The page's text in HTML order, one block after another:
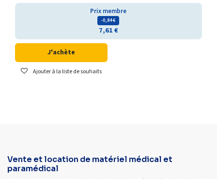
Prix membre
- 0,84€
7,61€
J'achète
Ajouter à la liste de souhaits
Vente et location de matériel médical et
paramédical